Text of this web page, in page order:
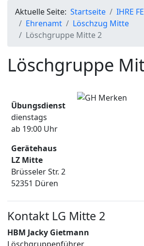
Aktuelle Seite: Startseite
IHRE
Ehrenamt
Löschzug Mitte
Löschgruppe Mitte 2
Löschgruppe
Übungsdienst
dienstags
ab 19:00 Uhr
Gerätehaus
LZ Mitte
Brüsseler Str. 2
52351 Düren
Kontakt LG Mitte 2
HBM Jacky Gietmann